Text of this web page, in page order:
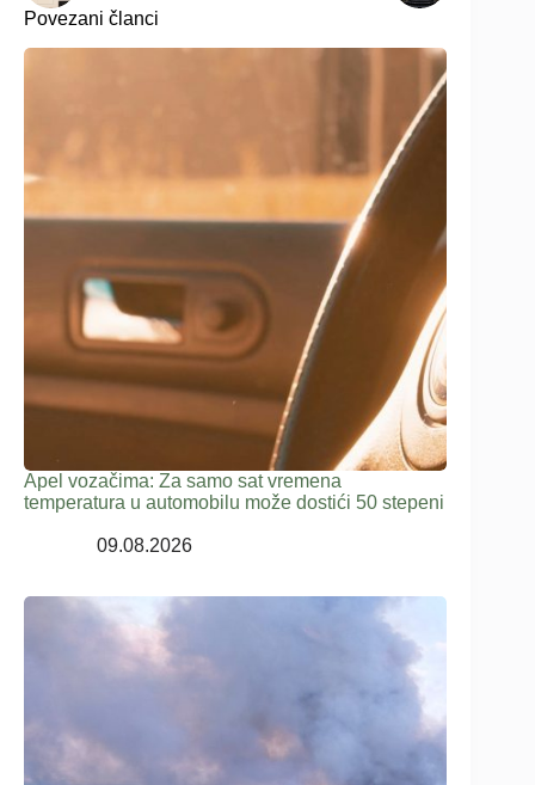
Povezani članci
Apel vozačima: Za samo sat vremena
temperatura u automobilu može dostići 50 stepeni
09.08.2026